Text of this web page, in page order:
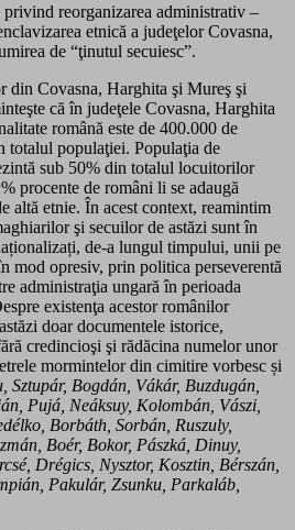
reorganizarea administrativ –
etnică a judeţelor Covasna,
de “ţinutul secuiesc”.
Covasna, Harghita şi Mureş şi
că în judeţele Covasna, Harghita
română este de 400.000 de
totalul populaţiei. Populaţia de
sub 50% din totalul locuitorilor
procente de români li se adaugă
altă etnie. În acest context, reamintim
şi secuilor de astăzi sunt în
de-a lungul timpului, unii pe
mod opresiv, prin politica perseverentă
administraţia ungară în perioada
existenţa acestor românilor
doar documentele istorice,
credincioşi şi rădăcina numelor unor
mormintelor din cimitire vorbesc și
Sztupár, Bogdán, Vákár, Buzdugán,
Pujá, Neáksuy, Kolombán, Vászi,
Borbáth, Sorbán, Ruszuly,
Boér, Bokor, Pászká, Dinuy,
Drégics, Nysztor, Kosztin, Bérszán,
Pakulár, Zsunku, Parkaláb,